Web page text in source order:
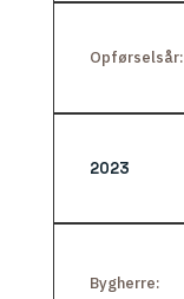
Opførselsår:
2023
Bygherre: